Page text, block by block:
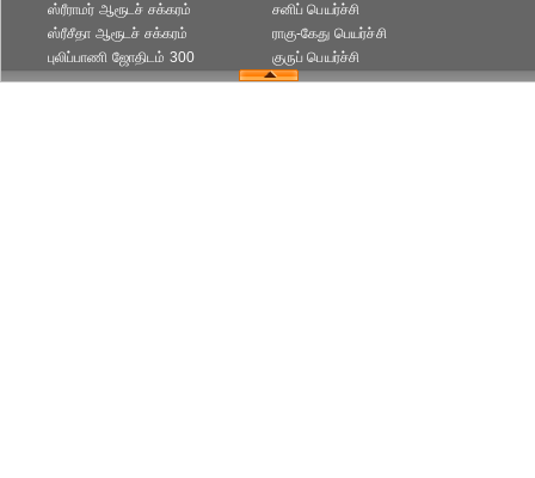
ஸ்ரீராமர் ஆரூடச் சக்கரம்
ஸ்ரீசீதா ஆரூடச் சக்கரம்
புலிப்பாணி ஜோதிடம் 300
சனிப் பெயர்ச்சி
ராகு-கேது பெயர்ச்சி
குருப் பெயர்ச்சி